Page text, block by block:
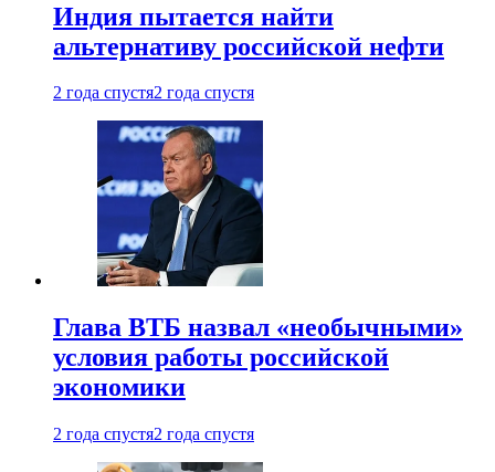
Индия пытается найти
альтернативу российской нефти
2 года спустя2 года спустя
Глава ВТБ назвал «необычными»
условия работы российской
экономики
2 года спустя2 года спустя